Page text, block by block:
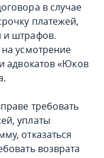
в случае
платежей,
и штрафов.
усмотрение
адвокатов «Юков
требовать
уплаты
отказаться
возврата